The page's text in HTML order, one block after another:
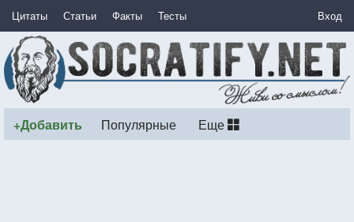
Цитаты Статьи Факты Тесты Вход
+Добавить Популярные Еще